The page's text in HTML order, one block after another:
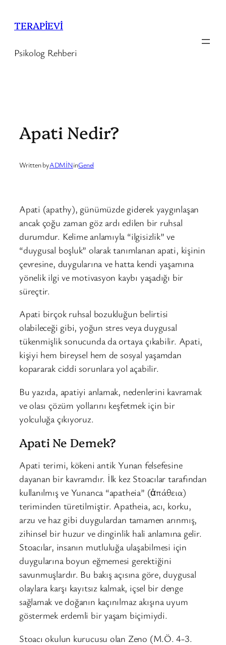
geçTERAPİEVİ
Psikolog Rehberi
Apati Nedir?
Written byADMİNinGenel
Apati (apathy), günümüzde giderek yaygınlaşan
ancak çoğu zaman göz ardı edilen bir ruhsal
durumdur. Kelime anlamıyla “ilgisizlik” ve
“duygusal boşluk” olarak tanımlanan apati, kişinin
çevresine, duygularına ve hatta kendi yaşamına
yönelik ilgi ve motivasyon kaybı yaşadığı bir
süreçtir.
Apati birçok ruhsal bozukluğun belirtisi
olabileceği gibi, yoğun stres veya duygusal
tükenmişlik sonucunda da ortaya çıkabilir. Apati,
kişiyi hem bireysel hem de sosyal yaşamdan
kopararak ciddi sorunlara yol açabilir.
Bu yazıda, apatiyi anlamak, nedenlerini kavramak
ve olası çözüm yollarını keşfetmek için bir
yolculuğa çıkıyoruz.
Apati Ne Demek?
Apati terimi, kökeni antik Yunan felsefesine
dayanan bir kavramdır. İlk kez Stoacılar tarafından
kullanılmış ve Yunanca “apatheia” (ἀπάθεια)
teriminden türetilmiştir. Apatheia, acı, korku,
arzu ve haz gibi duygulardan tamamen arınmış,
zihinsel bir huzur ve dinginlik hali anlamına gelir.
Stoacılar, insanın mutluluğa ulaşabilmesi için
duygularına boyun eğmemesi gerektiğini
savunmuşlardır. Bu bakış açısına göre, duygusal
olaylara karşı kayıtsız kalmak, içsel bir denge
sağlamak ve doğanın kaçınılmaz akışına uyum
göstermek erdemli bir yaşam biçimiydi.
Stoacı okulun kurucusu olan Zeno (M.Ö. 4-3.